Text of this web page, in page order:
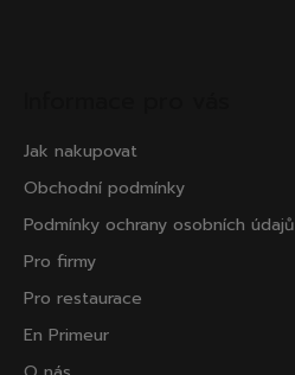
Jak nakupovat
Obchodní podmínky
Podmínky ochrany osobních údajů
Pro firmy
Pro restaurace
En Primeur